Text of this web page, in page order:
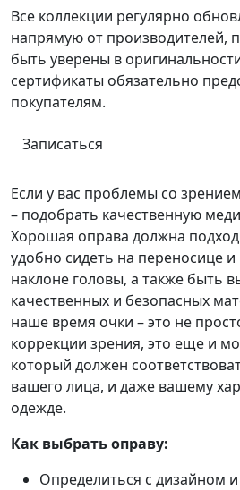
Все коллекции регулярно
напрямую от производителей,
быть уверены в
сертификаты обязательно
покупателям.
Записаться
Если у вас проблемы со
– подобрать качественную
Хорошая оправа должна
удобно сидеть на переносице и
наклоне головы, а также быть
качественных и безопасных
наше время очки – это не
коррекции зрения, это еще и
который должен
вашего лица, и даже вашему
одежде.
Как выбрать оправу:
Определиться с дизайном